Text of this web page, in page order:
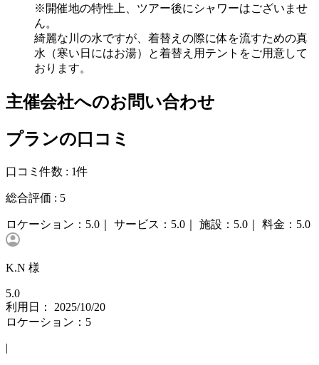
※開催地の特性上、ツアー後にシャワーはございませ
ん。
綺麗な川の水ですが、着替えの際に体を流すための真
水（寒い日にはお湯）と着替え用テントをご用意して
おります。
主催会社へのお問い合わせ
プランの口コミ
口コミ件数 : 1件
総合評価 : 5
ロケーション： 5.0｜ サービス： 5.0｜ 施設： 5.0｜ 料金： 5.0
K.N 様
5.0
利用日： 2025/10/20
ロケーション：5
|